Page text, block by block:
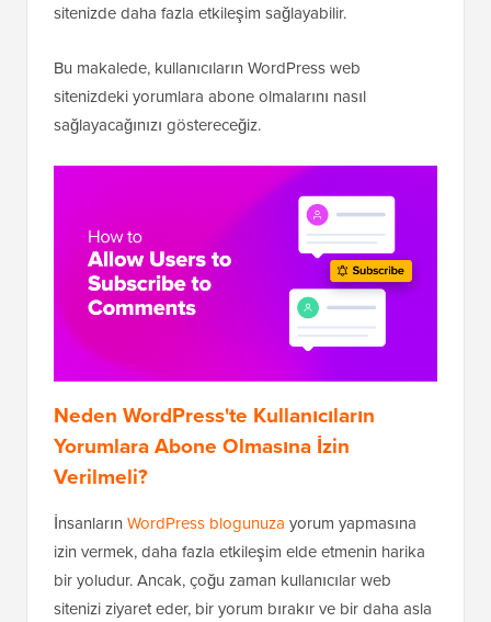
sitenizde daha fazla etkileşim sağlayabilir.
Bu makalede, kullanıcıların WordPress web
sitenizdeki yorumlara abone olmalarını nasıl
sağlayacağınızı göstereceğiz.
Neden WordPress'te Kullanıcıların
Yorumlara Abone Olmasına İzin
Verilmeli?
İnsanların WordPress blogunuza yorum yapmasına
izin vermek, daha fazla etkileşim elde etmenin harika
bir yoludur. Ancak, çoğu zaman kullanıcılar web
sitenizi ziyaret eder, bir yorum bırakır ve bir daha asla